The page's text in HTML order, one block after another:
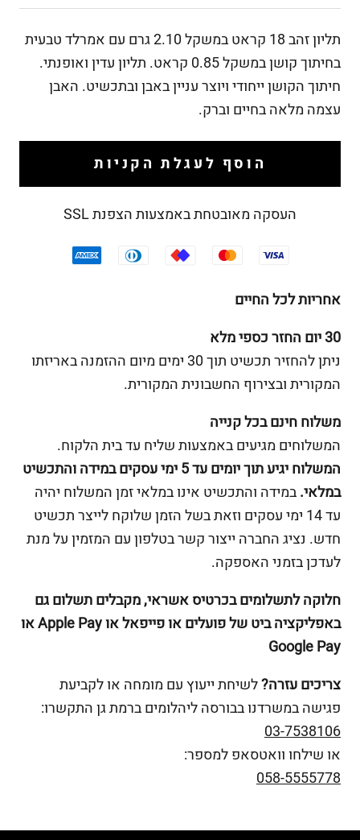
תליון זהב 18 קראט במשקל 2.10 גרם עם אמרלד טבעית
בחיתוך קושן במשקל 0.85 קראט. תליון עדין ואופנתי.
חיתוך הקושן ייחודי ויוצר עניין באבן ובתכשיט. האבן
עצמה מלאה בחיים וברק.
הוסף לעגלת הקניות
העסקה מאובטחת באמצעות הצפנת SSL
אחריות לכל החיים
30 יום החזר כספי מלא
ניתן להחזיר תכשיט תוך 30 ימים מיום ההזמנה באריזתו
המקורית ובצירוף החשבונית המקורית.
משלוח חינם בכל קנייה
המשלוחים מגיעים באמצעות שליח עד בית הלקוח.
המשלוח יגיע תוך יומים עד 5 ימי עסקים במידה והתכשיט
במלאי.במידה והתכשיט אינו במלאי זמן המשלוח יהיה
עד 14 ימי עסקים וזאת בשל הזמן שלוקח לייצר תכשיט
חדש. נציג החברה ייצור קשר בטלפון עם המזמין על מנת
לעדכן בזמני האספקה.
חלוקה לתשלומים בכרטיס אשראי, מקבלים תשלום גם
באפליקציה ביט של פועלים או פייפאל או Apple Pay או
Google Pay
צריכים עזרה?לשיחת ייעוץ עם מומחה או לקביעת
פגישה במשרדנו בבורסה ליהלומים ברמת גן התקשרו:
03-7538106
או שילחו וואטסאפ למספר:
058-5555778